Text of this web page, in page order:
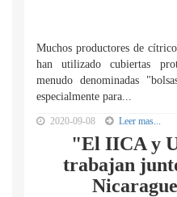
Muchos productores de
han utilizado cubiertas
menudo denominadas
especialmente para...
2020-09-08 Leer mas...
"El IICA y
trabajan